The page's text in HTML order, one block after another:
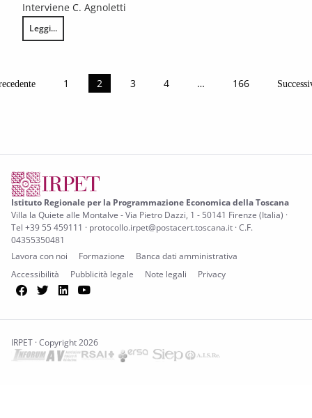
Interviene C. Agnoletti
Leggi...
Abitare in Toscana 2025 – XIV Rapporto sulla condizione abitativa
1 2 3 4 … 166
Istituto Regionale per la Programmazione Economica della Toscana
Villa la Quiete alle Montalve - Via Pietro Dazzi, 1 - 50141 Firenze (Italia) ·
Tel +39 55 459111 · protocollo.irpet@postacert.toscana.it · C.F.
04355350481
Lavora con noi
Formazione
Banca dati amministrativa
Accessibilità
Pubblicità legale Note legali Privacy
Facebook
TwitterLinkedIn
IRPET · Copyright 2026